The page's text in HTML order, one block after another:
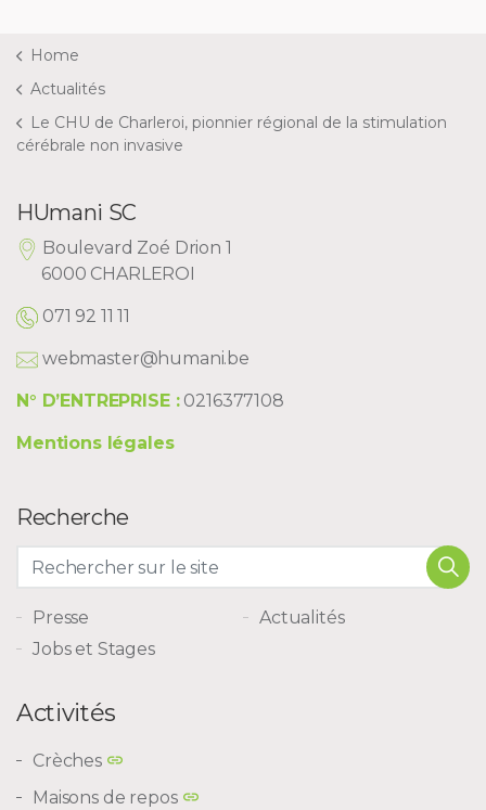
Home
Actualités
Le CHU de Charleroi, pionnier régional de la stimulation
cérébrale non invasive
HUmani SC
Boulevard Zoé Drion 1
6000 CHARLEROI
071 92 11 11
webmaster@humani.be
N° D’ENTREPRISE :0216377108
Mentions légales
Recherche
Presse
Actualités
Jobs et Stages
Activités
Crèches
Maisons de repos